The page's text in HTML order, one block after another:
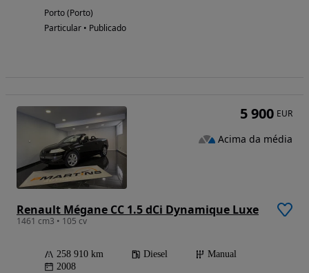
Porto (Porto)
Particular • Publicado
Renault Mégane CC 1.5 dCi Dynamique Luxe
1461 cm3 • 105 cv
258 910 km Diesel
Manual
2008
5 900 EUR
Acima da média